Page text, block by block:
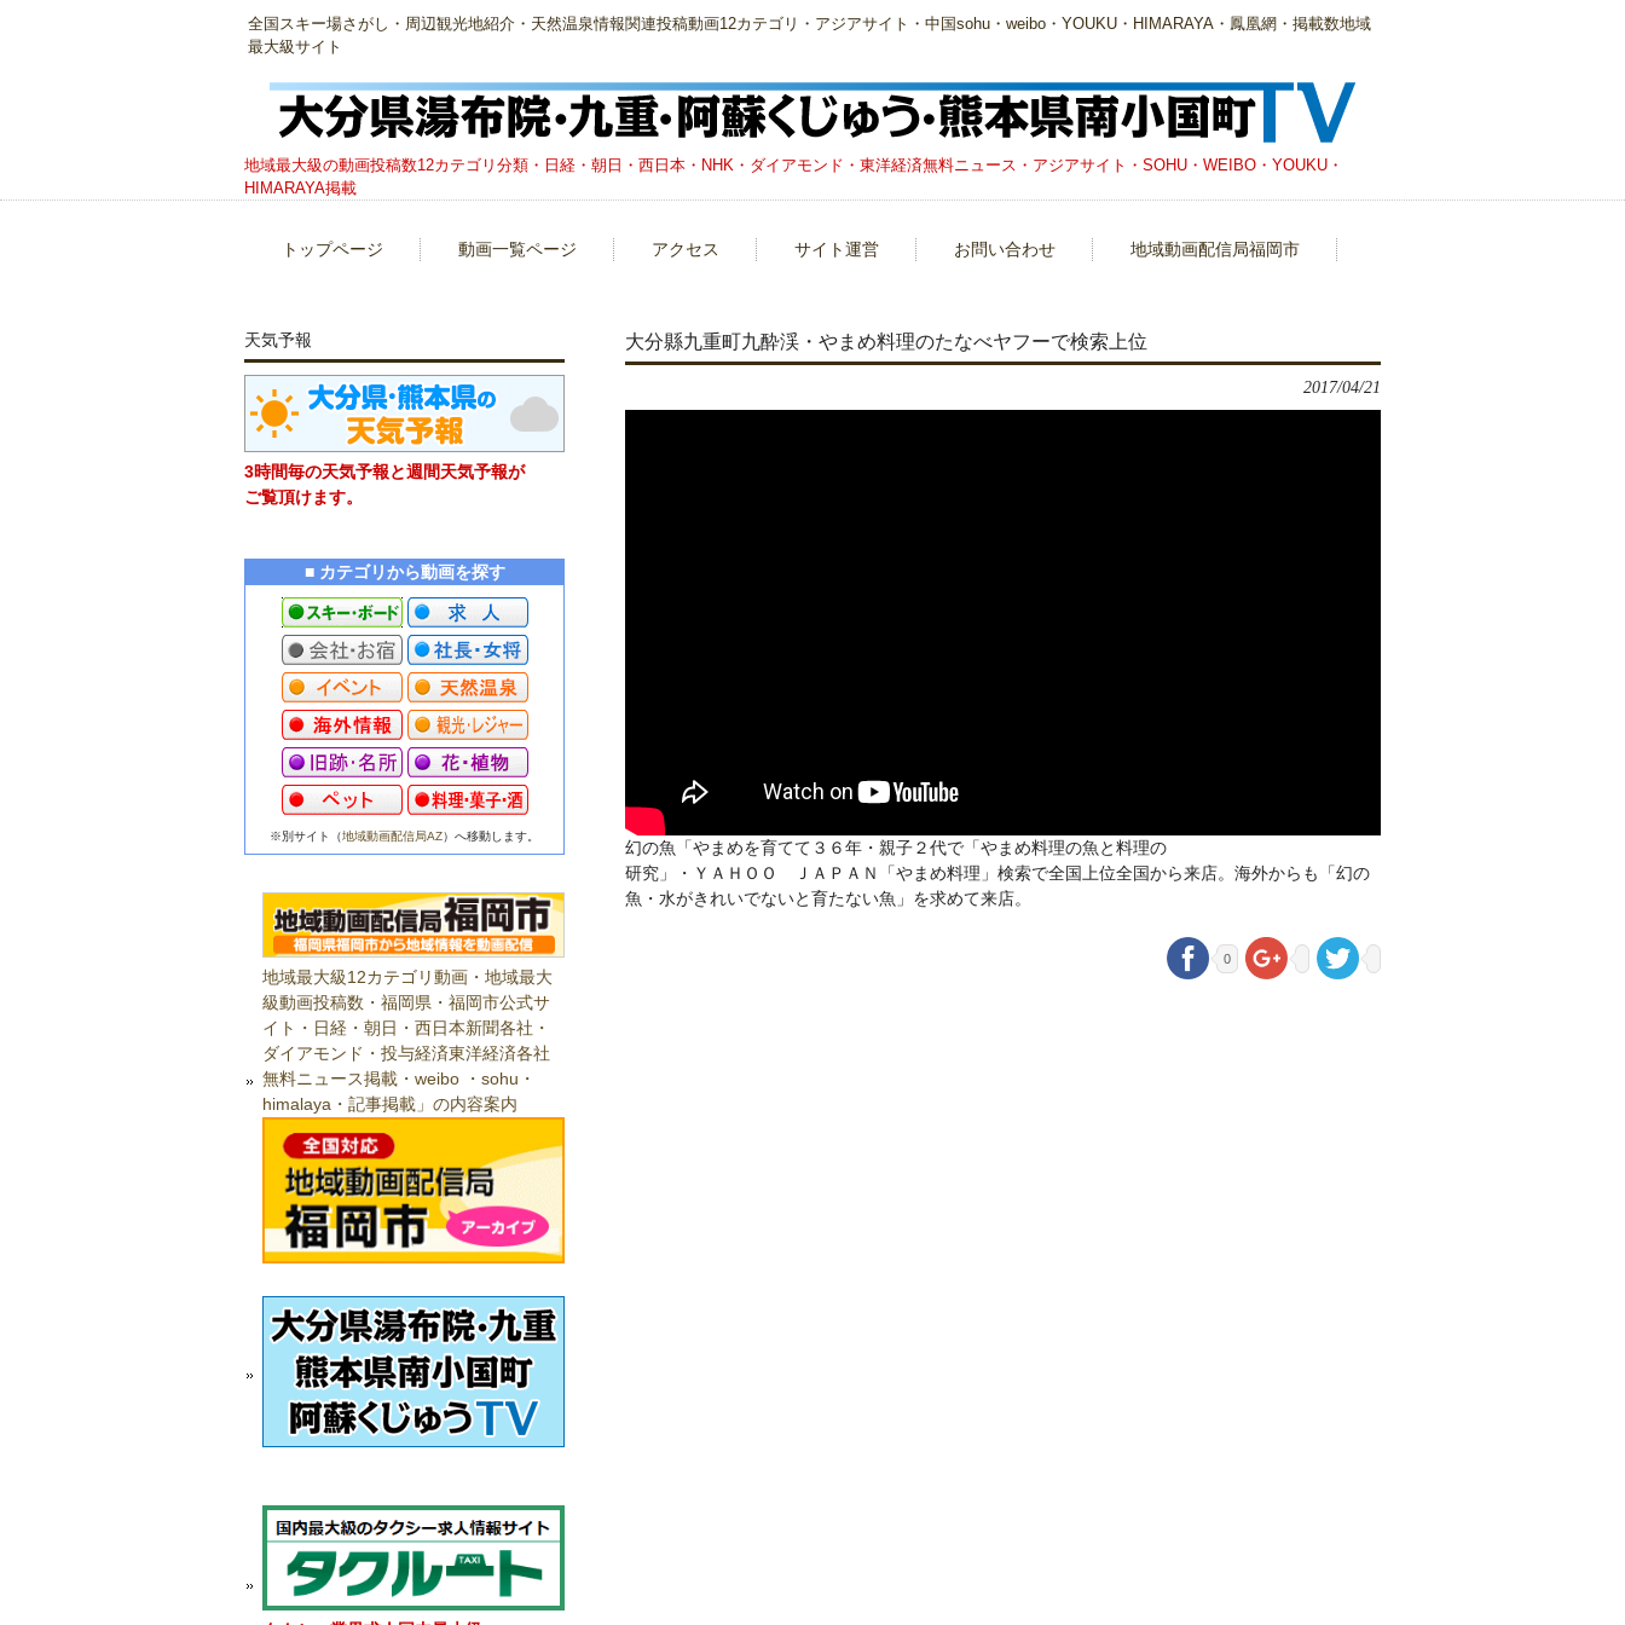
全国スキー場さがし・周辺観光地紹介・天然温泉情報関連投稿動画12カテゴリ・アジアサイト・中国sohu・weibo・YOUKU・HIMARAYA・鳳凰網・掲載数地域
最大級サイト
地域最大級の動画投稿数12カテゴリ分類・日経・朝日・西日本・NHK・ダイアモンド・東洋経済無料ニュース・アジアサイト・SOHU・WEIBO・YOUKU・
HIMARAYA掲載
トップページ 動画一覧ページ アクセス サイト運営 お問い合わせ 地域動画配信局福岡市
大分縣九重町九酔渓・やまめ料理のたなべヤフーで検索上位
2017/04/21
幻の魚「やまめを育てて３６年・親子２代で「やまめ料理の魚と料理の
研究」・ＹＡＨＯＯ ＪＡＰＡＮ「やまめ料理」検索で全国上位全国から来店。海外からも「幻の
魚・水がきれいでないと育たない魚」を求めて来店。
0
天気予報
3時間毎の天気予報と週間天気予報が
ご覧頂けます。
■ カテゴリから動画を探す
※別サイト（地域動画配信局AZ）へ移動します。
地域最大級12カテゴリ動画・地域最大
級動画投稿数・福岡県・福岡市公式サ
イト・日経・朝日・西日本新聞各社・
ダイアモンド・投与経済東洋経済各社
無料ニュース掲載・weibo ・sohu・
himalaya・記事掲載」の内容案内